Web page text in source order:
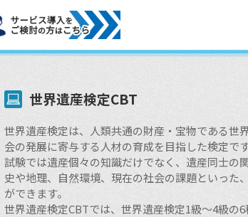
世界遺産検定CBT
世界遺産検定は、人類共通の財産・宝物である世
会の発展に寄与する人材の育成を目指した検定です
試験では遺産個々の知識だけでなく、遺産同士の
史や地理、自然環境、現在の社会の課題といった
ができます。
世界遺産検定CBTでは、世界遺産検定1級～4級の6